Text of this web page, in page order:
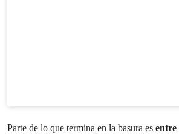
Parte de lo que termina en la basura es entre